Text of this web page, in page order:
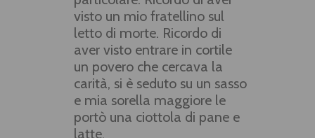
visto un mio fratellino sul
letto di morte. Ricordo di
aver visto entrare in cortile
un povero che cercava la
carità, si è seduto su un sasso
e mia sorella maggiore le
portò una ciottola di pane e
latte.